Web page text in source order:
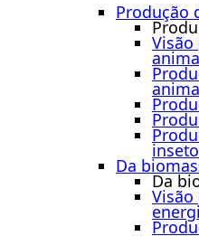
Produção
Da
Da
Visão